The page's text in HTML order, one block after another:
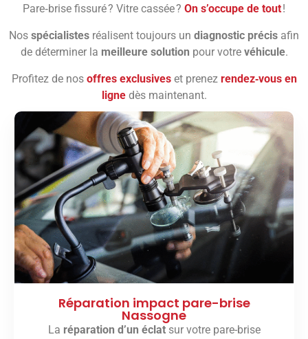
Pare‑brise fissuré ? Vitre cassée ? On s’occupe de tout!
Nos spécialistes réalisent toujours un diagnostic précis afin
de déterminer la meilleure solution pour votre véhicule.
Profitez de nos offres exclusiveset prenez rendez‑vous en
lignedès maintenant.
Réparation impact pare-brise
Nassogne
La réparation d’un éclatsur votre pare-brise